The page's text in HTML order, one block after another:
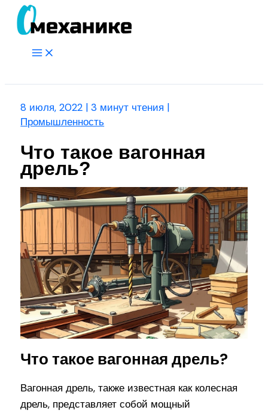
Перейти
Main
8 июля, 2022 |3 минут чтения |
Промышленность
Что такое вагонная
дрель?
Что такое вагонная дрель?
Вагонная дрель, также известная как колесная
дрель, представляет собой мощный